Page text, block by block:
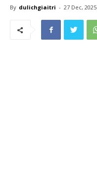
By dulichgiaitri - 27 Dec, 2025